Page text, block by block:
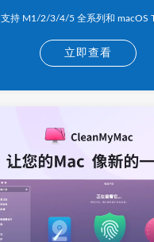
支持 M1/2/3/4/5 全系列和 macOS
立即查看